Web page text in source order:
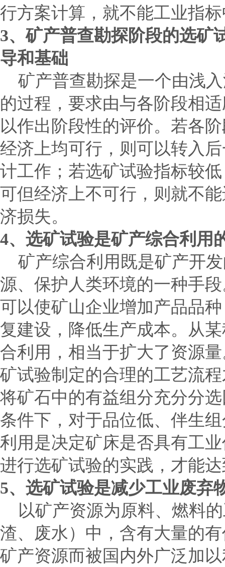
行方案计算，就不能工业指
3、矿产普查勘探阶段的选矿
导和基础
矿产普查勘探是一个由浅
的过程，要求由与各阶段相
以作出阶段性的评价。若各
经济上均可行，则可以转入
计工作；若选矿试验指标较
可但经济上不可行，则就不
济损失。
4、选矿试验是矿产综合利用
矿产综合利用既是矿产开
源、保护人类环境的一种手
可以使矿山企业增加产品品
复建设，降低生产成本。从
合利用，相当于扩大了资源
矿试验制定的合理的工艺流
将矿石中的有益组分充分分
条件下，对于品位低、伴生
利用是决定矿床是否具有工
进行选矿试验的实践，才能
5、选矿试验是减少工业废弃
以矿产资源为原料、燃料
渣、废水）中，含有大量的
矿产资源而被国内外广泛加